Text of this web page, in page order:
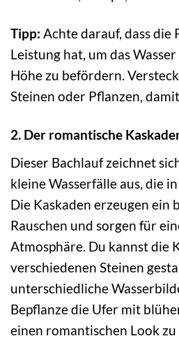
Tipp: Achte darauf, dass die
Leistung hat, um das
Höhe zu befördern.
Steinen oder Pflanzen,
2. Der romantische
Dieser Bachlauf zeichnet
kleine Wasserfälle aus, die
Die Kaskaden erzeugen ein
Rauschen und sorgen für
Atmosphäre. Du kannst die
verschiedenen Steinen
unterschiedliche
Bepflanze die Ufer mit
einen romantischen Look